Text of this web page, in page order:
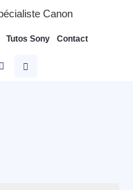
Canon
Tutos Sony Contact